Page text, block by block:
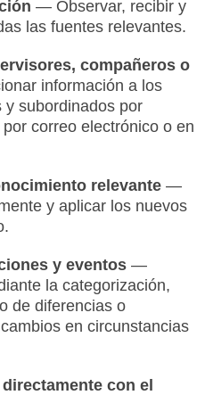
— Observar, recibir y
las fuentes relevantes.
compañeros o
información a los
y subordinados por
correo electrónico o en
relevante—
y aplicar los nuevos
y eventos—
la categorización,
de diferencias o
en circunstancias
con el